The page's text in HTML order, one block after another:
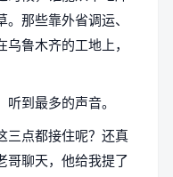
那些靠外省调运、
鲁木齐的工地上，
到最多的声音。
三点都接住呢？还真
哥聊天，他给我提了